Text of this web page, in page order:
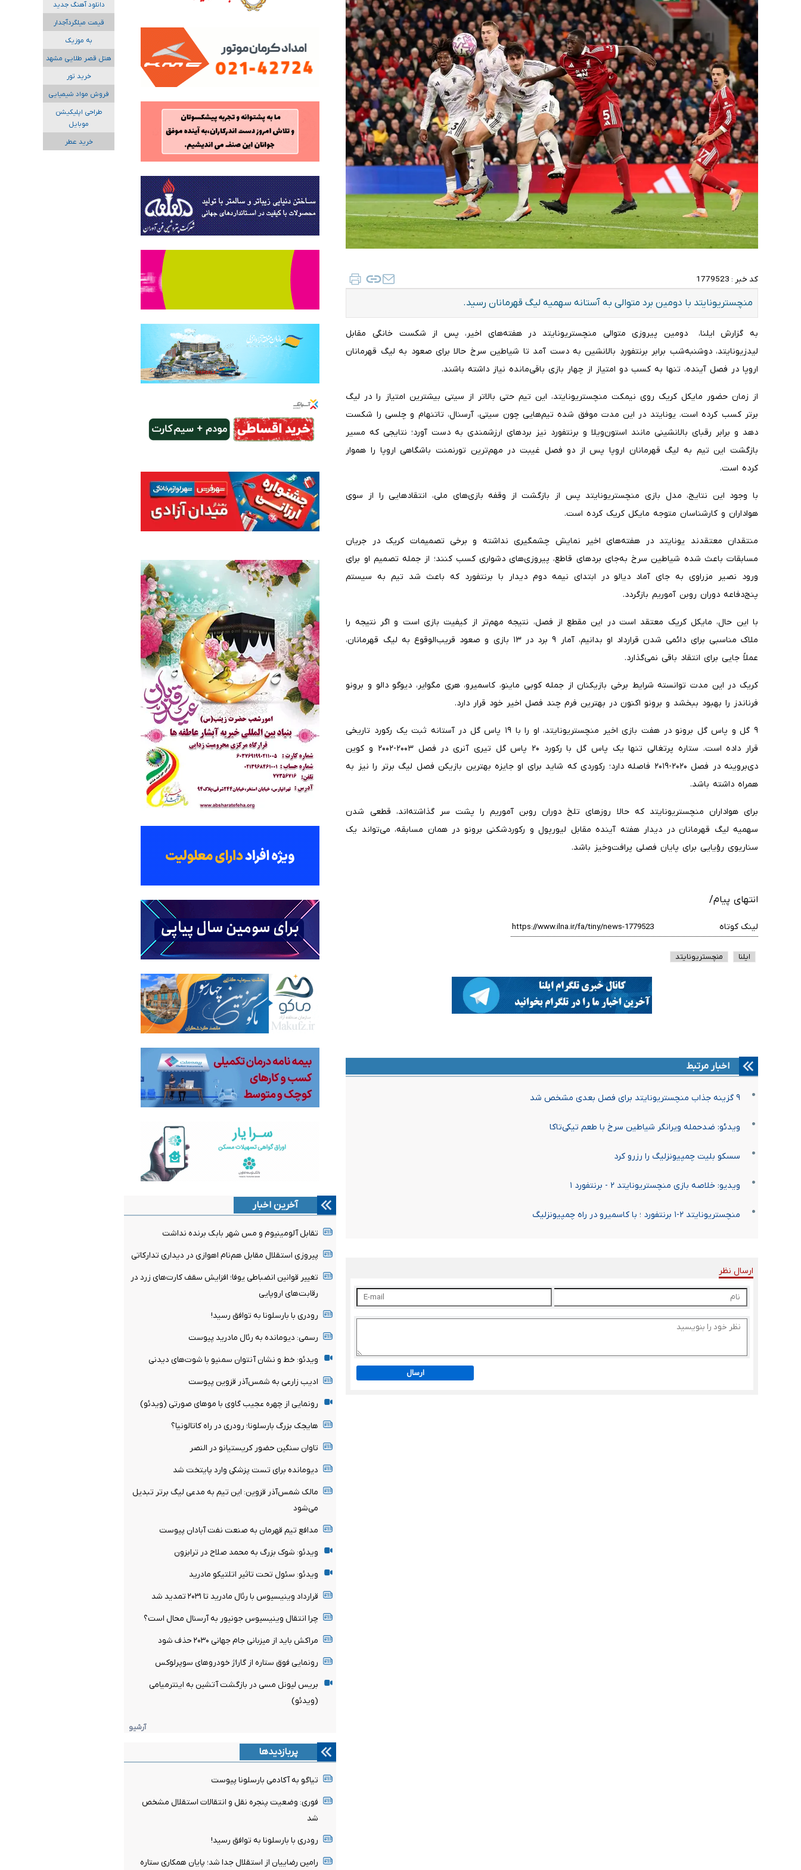
کد خبر : 1779523
منچستریونایتد با دومین برد متوالی به آستانه سهمیه لیگ قهرمانان رسید.
به گزارش ایلنا، دومین پیروزی متوالی منچستریونایتد در هفته‌های اخیر، پس از شکست خانگی مقابل
لیدزیونایتد، دوشنبه‌شب برابر برنتفوردِ بالانشین به دست آمد تا شیاطین سرخ حالا برای صعود به لیگ قهرمانان
اروپا در فصل آینده، تنها به کسب دو امتیاز از چهار بازی باقی‌مانده نیاز داشته باشند.
از زمان حضور مایکل کریک روی نیمکت منچستریونایتد، این تیم حتی بالاتر از سیتی بیشترین امتیاز را در لیگ
برتر کسب کرده است. یونایتد در این مدت موفق شده تیم‌هایی چون سیتی، آرسنال، تاتنهام و چلسی را شکست
دهد و برابر رقبای بالانشینی مانند استون‌ویلا و برنتفورد نیز بردهای ارزشمندی به دست آورد؛ نتایجی که مسیر
بازگشت این تیم به لیگ قهرمانان اروپا پس از دو فصل غیبت در مهم‌ترین تورنمنت باشگاهی اروپا را هموار
کرده است.
با وجود این نتایج، مدل بازی منچستریونایتد پس از بازگشت از وقفه بازی‌های ملی، انتقادهایی را از سوی
هواداران و کارشناسان متوجه مایکل کریک کرده است.
منتقدان معتقدند یونایتد در هفته‌های اخیر نمایش چشمگیری نداشته و برخی تصمیمات کریک در جریان
مسابقات باعث شده شیاطین سرخ به‌جای بردهای قاطع، پیروزی‌های دشواری کسب کنند؛ از جمله تصمیم او برای
ورود نصیر مزراوی به جای آماد دیالو در ابتدای نیمه دوم دیدار با برنتفورد که باعث شد تیم به سیستم
پنج‌دفاعه دوران روبن آموریم بازگردد.
با این حال، مایکل کریک معتقد است در این مقطع از فصل، نتیجه مهم‌تر از کیفیت بازی است و اگر نتیجه را
ملاک مناسبی برای دائمی شدن قرارداد او بدانیم، آمار ۹ برد در ۱۳ بازی و صعود قریب‌الوقوع به لیگ قهرمانان،
عملاً جایی برای انتقاد باقی نمی‌گذارد.
کریک در این مدت توانسته شرایط برخی بازیکنان از جمله کوبی ماینو، کاسمیرو، هری مگوایر، دیوگو دالو و برونو
فرناندز را بهبود ببخشد و برونو اکنون در بهترین فرم چند فصل اخیر خود قرار دارد.
۹ گل و پاس گل برونو در هفت بازی اخیر منچستریونایتد، او را با ۱۹ پاس گل در آستانه ثبت یک رکورد تاریخی
قرار داده است. ستاره پرتغالی تنها یک پاس گل با رکورد ۲۰ پاس گل تیری آنری در فصل ۲۰۰۳-۲۰۰۲ و کوین
دی‌بروینه در فصل ۲۰۲۰-۲۰۱۹ فاصله دارد؛ رکوردی که شاید برای او جایزه بهترین بازیکن فصل لیگ برتر را نیز به
همراه داشته باشد.
برای هواداران منچستریونایتد که حالا روزهای تلخ دوران روبن آموریم را پشت سر گذاشته‌اند، قطعی شدن
سهمیه لیگ قهرمانان در دیدار هفته آینده مقابل لیورپول و رکوردشکنی برونو در همان مسابقه، می‌تواند یک
سناریوی رؤیایی برای پایان فصلی پرافت‌وخیز باشد.
انتهای پیام/
لینک کوتاه
ایلنا منچستریونایتد
اخبار مرتبط
۹ گزینه جذاب منچستریونایتد برای فصل بعدی مشخص شد
ویدئو: ضدحمله ویرانگر شیاطین سرخ با طعم تیکی‌تاکا
سسکو بلیت چمپیونزلیگ را رزرو کرد
ویدیو: خلاصه بازی منچستریونایتد ۲ - برنتفورد ۱
منچستریونایتد ۲-۱ برنتفورد ؛ با کاسمیرو در راه چمپیونزلیگ
ارسال نظر
ارسال
آخرین اخبار
تقابل آلومینیوم و مس شهر بابک برنده نداشت
پیروزی استقلال مقابل هم‌نام اهوازی در دیداری تدارکاتی
تغییر قوانین انضباطی یوفا؛ افزایش سقف کارت‌های زرد در
رقابت‌های اروپایی
رودری با بارسلونا به توافق رسید!
رسمی: دیومانده به رئال مادرید پیوست
ویدئو: خط و نشان آنتوان سمنیو با شوت‌های دیدنی
ادیب زارعی به شمس‌آذر قزوین پیوست
رونمایی از چهره عجیب گاوی با موهای صورتی (ویدئو)
هایجک بزرگ بارسلونا؛ رودری در راه کاتالونیا؟
تاوان سنگین حضور کریستیانو در النصر
دیومانده برای تست پزشکی وارد پایتخت شد
مالک شمس‌آذر قزوین: این تیم به مدعی لیگ برتر تبدیل
می‌شود
مدافع تیم قهرمان به صنعت نفت آبادان پیوست
ویدئو: شوک بزرگ به محمد صلاح در ترابزون
ویدئو: سئول تحت تاثیر اتلتیکو مادرید
قرارداد وینیسیوس با رئال مادرید تا ۲۰۳۱ تمدید شد
چرا انتقال وینیسیوس جونیور به آرسنال محال است؟
مراکش باید از میزبانی جام جهانی ۲۰۳۰ حذف شود
رونمایی فوق ستاره از گاراژ خودروهای سوپرلوکس
بریس لیونل مسی در بازگشت آتشین به اینترمیامی
(ویدئو)
آرشیو
پربازدیدها
تیاگو به آکادمی بارسلونا پیوست
فوری: وضعیت پنجره نقل و انتقالات استقلال مشخص
شد
رودری با بارسلونا به توافق رسید!
رامین رضاییان از استقلال جدا شد؛ پایان همکاری ستاره
دانلود آهنگ جدید
قیمت میلگردآجدار
به موزیک
هتل قصر طلایی مشهد
خرید تور
فروش مواد شیمیایی
طراحی اپلیکیشن
موبایل
خرید عطر